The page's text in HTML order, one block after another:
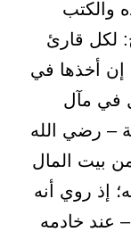
والكتب
لكل قارئ
إن أخذها في
في مآل
– رضي الله
بيت المال
إذ روي أنه
عند خادمه